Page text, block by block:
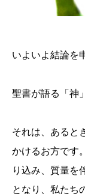
いよいよ結論を
聖書が語る「神
それは、あると
かけるお方です
り込み、質量を
となり、私たち